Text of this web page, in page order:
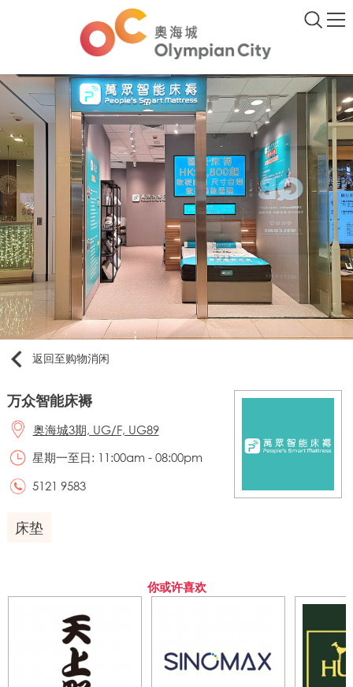
返回至购物消闲
万众智能床褥
奥海城3期, UG/F, UG89
星期一至日: 11:00am - 08:00pm
5121 9583
床垫
你或许喜欢